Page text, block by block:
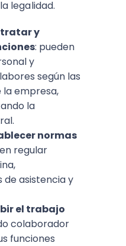
legalidad.
y
: pueden
y
según las
la empresa,
la
normas
regular
asistencia y
el trabajo
colaborador
funciones